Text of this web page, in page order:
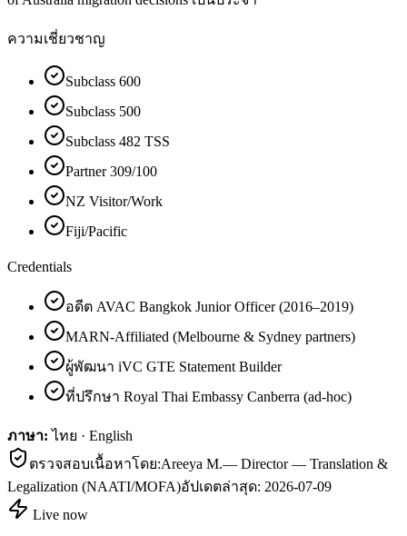
ความเชี่ยวชาญ
Subclass 600
Subclass 500
Subclass 482 TSS
Partner 309/100
NZ Visitor/Work
Fiji/Pacific
Credentials
อดีต AVAC Bangkok Junior Officer (2016–2019)
MARN-Affiliated (Melbourne & Sydney partners)
ผู้พัฒนา iVC GTE Statement Builder
ที่ปรึกษา Royal Thai Embassy Canberra (ad-hoc)
ภาษา: ไทย · English
ตรวจสอบเนื้อหาโดย:Areeya M.— Director — Translation &
Legalization (NAATI/MOFA)อัปเดตล่าสุด: 2026-07-09
Live now